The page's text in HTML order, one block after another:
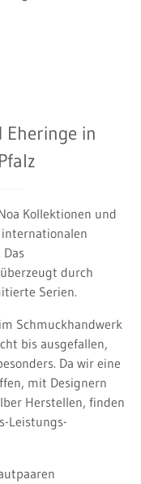
Eheringe in
Kollektionen und
durch
Serien.
Schmuckhandwerk
bis ausgefallen,
Da wir eine
mit Designern
Herstellen, finden
Leistungs-